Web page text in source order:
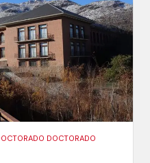
DOCTORADO